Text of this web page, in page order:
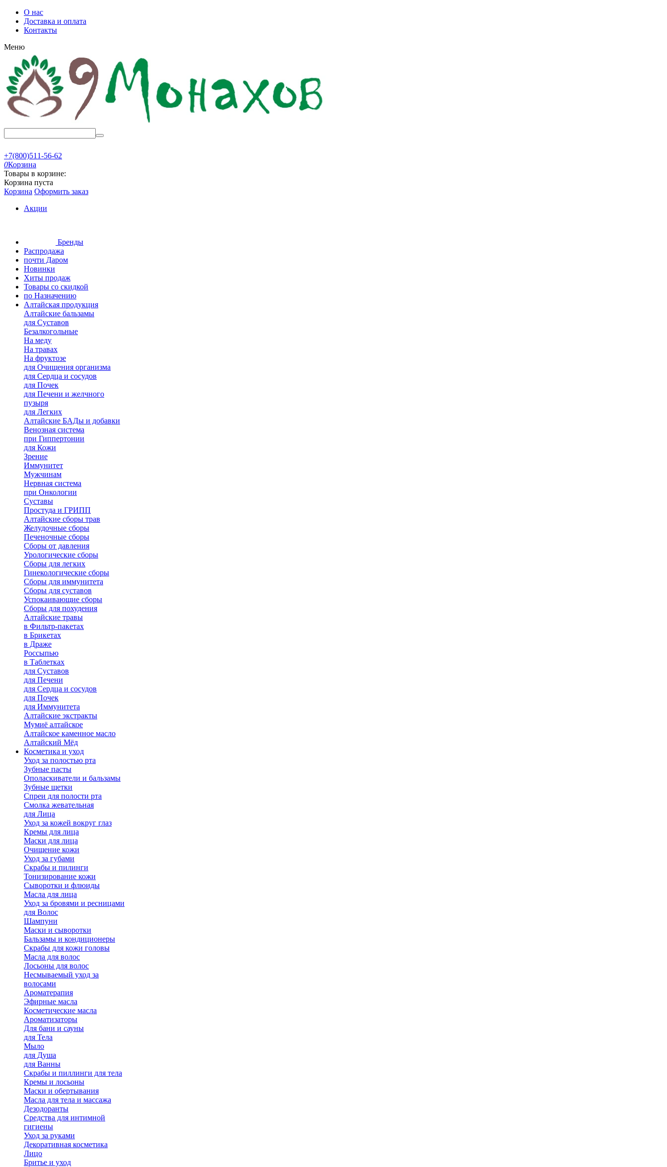
О нас
Доставка и оплата
Контакты
Меню
+7(800)511-56-62
0Корзина
Товары в корзине:
Корзина пуста
Корзина Оформить заказ
Акции
Бренды
Распродажа
почти Даром
Новинки
Хиты продаж
Товары со скидкой
по Назначению
Алтайская продукция
Алтайские бальзамы
для Суставов
Безалкогольные
На меду
На травах
На фруктозе
для Очищения организма
для Сердца и сосудов
для Почек
для Печени и желчного
пузыря
для Легких
Алтайские БАДы и добавки
Венозная система
при Гиппертонии
для Кожи
Зрение
Иммунитет
Мужчинам
Нервная система
при Онкологии
Суставы
Простуда и ГРИПП
Алтайские сборы трав
Желудочные сборы
Печеночные сборы
Сборы от давления
Урологические сборы
Сборы для легких
Гинекологические сборы
Сборы для иммунитета
Сборы для суставов
Успокаивающие сборы
Сборы для похудения
Алтайские травы
в Фильтр-пакетах
в Брикетах
в Драже
Россыпью
в Таблетках
для Cуставов
для Печени
для Сердца и сосудов
для Почек
для Иммунитета
Алтайские экстракты
Мумиё алтайское
Алтайское каменное масло
Алтайский Мёд
Косметика и уход
Уход за полостью рта
Зубные пасты
Ополаскиватели и бальзамы
Зубные щетки
Спреи для полости рта
Смолка жевательная
для Лица
Уход за кожей вокруг глаз
Кремы для лица
Маски для лица
Очищение кожи
Уход за губами
Скрабы и пилинги
Тонизирование кожи
Сыворотки и флюиды
Масла для лица
Уход за бровями и ресницами
для Волос
Шампуни
Маски и сыворотки
Бальзамы и кондиционеры
Скрабы для кожи головы
Масла для волос
Лосьоны для волос
Несмываемый уход за
волосами
Ароматерапия
Эфирные масла
Косметические масла
Ароматизаторы
Для бани и сауны
для Тела
Мыло
для Душа
для Ванны
Скрабы и пиллинги для тела
Кремы и лосьоны
Маски и обертывания
Масла для тела и массажа
Дезодоранты
Средства для интимной
гигиены
Уход за руками
Декоративная косметика
Лицо
Бритье и уход